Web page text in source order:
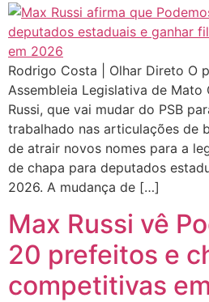
Rodrigo Costa | Olhar Direto O
Assembleia Legislativa de Mato
Russi, que vai mudar do PSB
trabalhado nas articulações de
de atrair novos nomes para a
de chapa para deputados
2026. A mudança de […]
Max Russi vê
20 prefeitos e
competitivas